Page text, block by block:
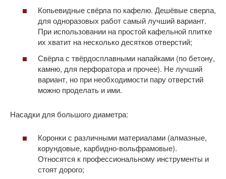
Копьевидные свёрла по кафелю. Дешёвые сверла,
для одноразовых работ самый лучший вариант.
При использовании на простой кафельной плитке
их хватит на несколько десятков отверстий;
Свёрла с твёрдосплавными напайками (по бетону,
камню, для перфоратора и прочее). Не лучший
вариант, но при необходимости пару отверстий
можно проделать и ими.
Насадки для большого диаметра:
Коронки с различными материалами (алмазные,
корундовые, карбидно-вольфрамовые).
Относятся к профессиональному инструменты и
стоят дорого;